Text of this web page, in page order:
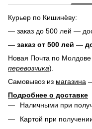
Курьер по Кишинёву:
— заказ до 500 лей —
— заказ от 500 лей —
Новая Почта по
перевозчика).
Самовывоз из магазина
Подробнее о доставке
Наличными при
Картой при